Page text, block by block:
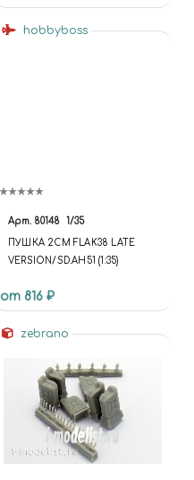
hobbyboss
Арт. 80148 1/35
ПУШКА 2CM FLAK38 LATE
VERSION/SD.AH51 (1:35)
от 816 ₽
zebrano